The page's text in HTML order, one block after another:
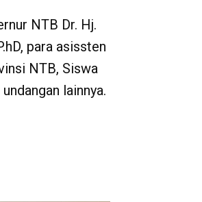
NTB Dr. Hj.
para asissten
NTB, Siswa
lainnya.